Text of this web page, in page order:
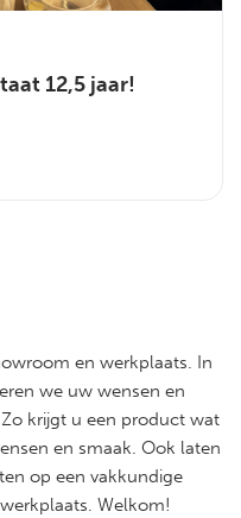
12,5 jaar!
en werkplaats. In
we uw wensen en
krijgt u een product wat
en smaak. Ook laten
op een vakkundige
Welkom!